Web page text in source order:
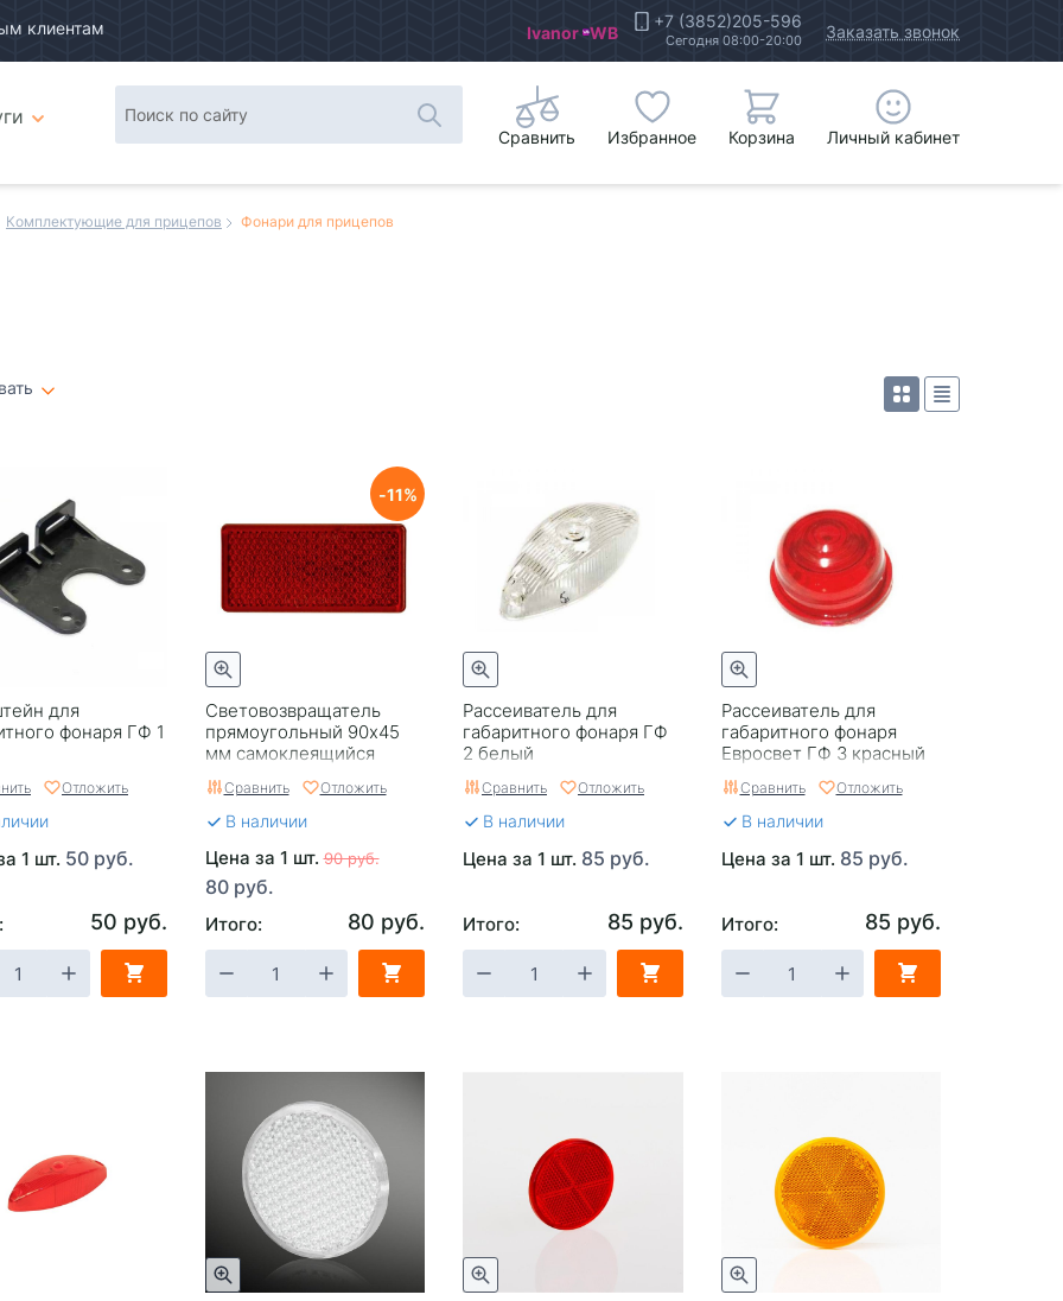
клиентам Ivanor WB +7 (3852)205-596
Сегодня 08:00-20:00 Заказать звонок
Сравнить Избранное Корзина Личный кабинет
Комплектующие для прицепов Фонари для прицепов
для
фонаря ГФ 1
Отложить
1 шт. 50 руб.
50 руб.
Световозвращатель
прямоугольный 90x45
мм самоклеящийся
11
Сравнить Отложить
В наличии
Цена за 1 шт.90 руб.
80 руб.
Итого: 80 руб.
Рассеиватель для
габаритного фонаря ГФ
2 белый
Сравнить Отложить
В наличии
Цена за 1 шт. 85 руб.
Итого: 85 руб.
Рассеиватель для
габаритного фонаря
Евросвет ГФ 3 красный
Сравнить Отложить
В наличии
Цена за 1 шт. 85 руб.
Итого: 85 руб.